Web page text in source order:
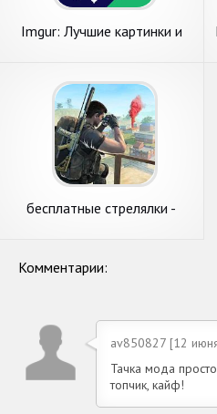
Imgur: Лучшие картинки и
бесплатные стрелялки -
Комментарии:
av850827 [12
Тачка мода
топчик, кайф!